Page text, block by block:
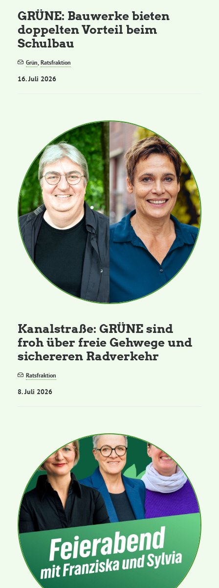
GRÜNE: Bauwerke bieten
doppelten Vorteil beim
Schulbau
Grün,Ratsfraktion
16. Juli 2026
Kanalstraße: GRÜNE sind
froh über freie Gehwege und
sichereren Radverkehr
Ratsfraktion
8. Juli 2026